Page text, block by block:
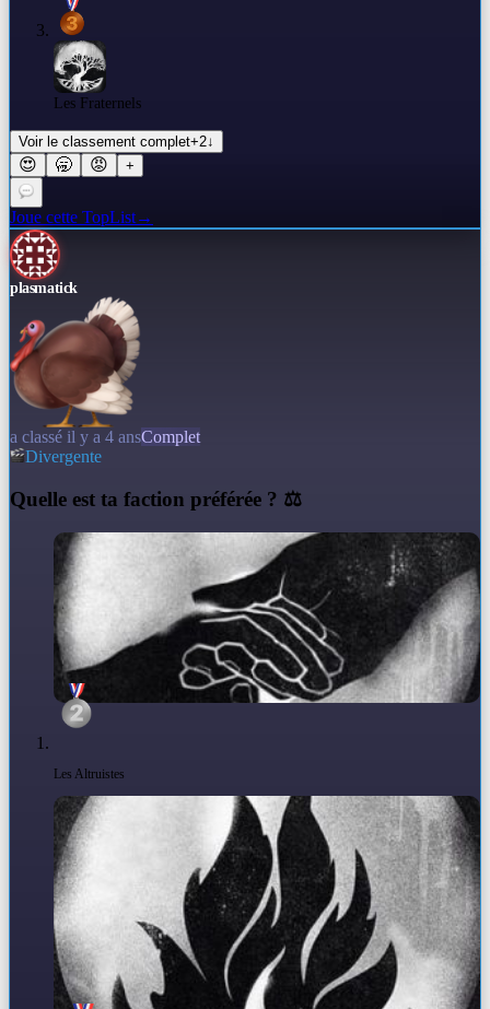
Les Fraternels
Voir le classement complet+2↓
😍 🥱 😡 +
Joue cette TopList→
plasmatick
a classé il y a 4 ansComplet
Divergente
Quelle est ta faction préférée ? ⚖️
Les Altruistes